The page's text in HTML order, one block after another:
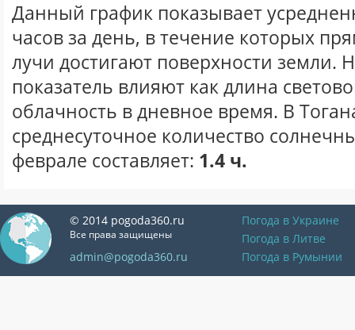
Данный график показывает
часов за день, в течение которых
лучи достигают поверхности земли.
показатель влияют как длина
облачность в дневное время. В
среднесуточное количество
феврале составляет: 1.4 ч.
© 2014 pogoda360.ru
Все права защищены
admin@pogoda360.ru
Погода в Украине
Погода в Литве
Погода в Румынии